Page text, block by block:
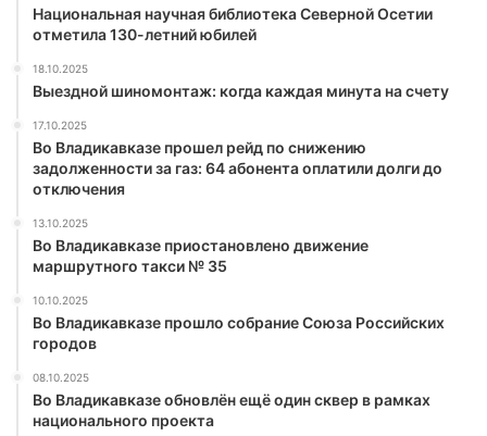
Национальная научная библиотека Северной Осетии
отметила 130-летний юбилей
18.10.2025
Выездной шиномонтаж: когда каждая минута на счету
17.10.2025
Во Владикавказе прошел рейд по снижению
задолженности за газ: 64 абонента оплатили долги до
отключения
13.10.2025
Во Владикавказе приостановлено движение
маршрутного такси № 35
10.10.2025
Во Владикавказе прошло собрание Союза Российских
городов
08.10.2025
Во Владикавказе обновлён ещё один сквер в рамках
национального проекта